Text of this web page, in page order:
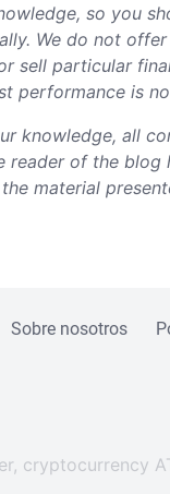
so you
We do not
sell particular
performance is
knowledge, all
of the blog
material
Sobre nosotros
cryptocurrency